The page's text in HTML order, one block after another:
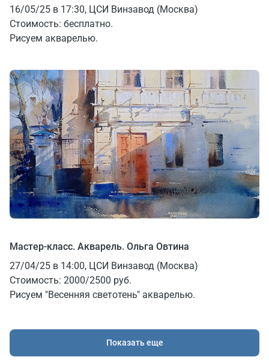
16/05/25 в 17:30, ЦСИ Винзавод (Москва)
Стоимость: бесплатно.
Рисуем акварелью.
Мастер-класс. Акварель. Ольга Овтина
27/04/25 в 14:00, ЦСИ Винзавод (Москва)
Стоимость: 2000/2500 руб.
Рисуем "Весенняя светотень" акварелью.
Показать еще